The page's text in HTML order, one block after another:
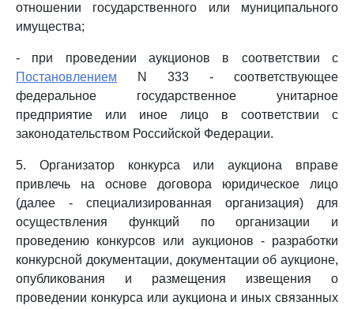
отношении государственного или муниципального
имущества;
- при проведении аукционов в соответствии с
Постановлением N 333 - соответствующее
федеральное государственное унитарное
предприятие или иное лицо в соответствии с
законодательством Российской Федерации.
5. Организатор конкурса или аукциона вправе
привлечь на основе договора юридическое лицо
(далее - специализированная организация) для
осуществления функций по организации и
проведению конкурсов или аукционов - разработки
конкурсной документации, документации об аукционе,
опубликования и размещения извещения о
проведении конкурса или аукциона и иных связанных